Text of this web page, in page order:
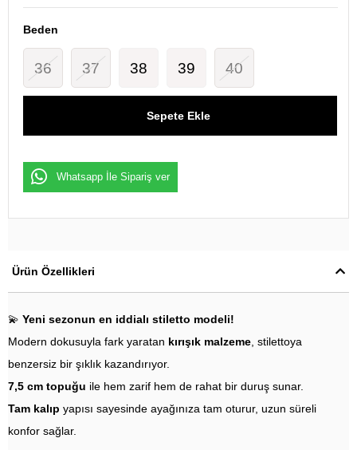
Beden
36 37 38 39 40
Whatsapp İle Sipariş ver
Ürün Özellikleri
💫 Yeni sezonun en iddialı stiletto modeli!
Modern dokusuyla fark yaratan kırışık malzeme , stilettoya
benzersiz bir şıklık kazandırıyor.
7,5 cm topuğu ile hem zarif hem de rahat bir duruş sunar.
Tam kalıp yapısı sayesinde ayağınıza tam oturur, uzun süreli
konfor sağlar.